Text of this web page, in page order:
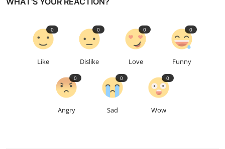
Like
0
Dislike
0
Love
0
Funny
0
Angry
0
Sad
0
Wow
0